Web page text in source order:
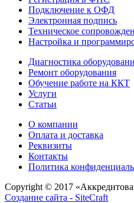
Подключение к ОФД
Электронная подпись
Техническое
Настройка и
Диагностика
Ремонт оборудования
Обучение работе на ККТ
Услуги
Статьи
О компании
Оплата и доставка
Реквизиты
Контакты
Политика
Copyright © 2017
Создание сайта - SiteCraft